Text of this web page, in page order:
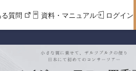
る質問 資料・マニュアル ログイン